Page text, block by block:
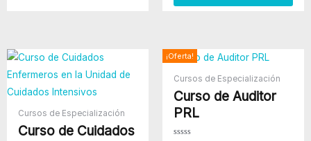
Cursos de Especialización
Curso de Cuidados
¡Oferta!
Cursos de Especialización
Curso de Auditor
PRL
El
original
era:
actual
es: